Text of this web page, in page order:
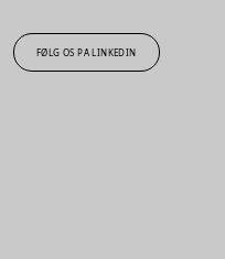
FØLG OS PÅ LINKEDIN